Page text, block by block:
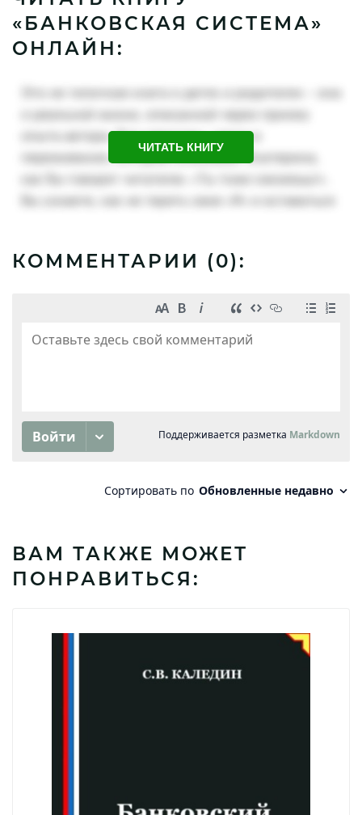
«БАНКОВСКАЯ СИСТЕМА»
ОНЛАЙН:
ЧИТАТЬ КНИГУ
КОММЕНТАРИИ (0):
ВАМ ТАКЖЕ МОЖЕТ
ПОНРАВИТЬСЯ: